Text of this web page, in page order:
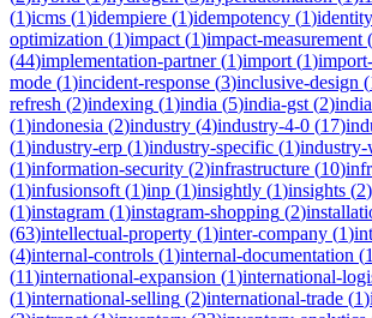
(1)icms (1)idempiere (1)idempotency (1)identity
optimization (1)impact (1)impact-measurement (
(44)implementation-partner(1)import (1)
mode (1)incident-response (3)inclusive-design (
refresh (2)indexing (1)india (5)india-gst (2)
(1)indonesia (2)industry (4)industry-4-0 (17)
(1)industry-erp (1)industry-specific (1)industry-
(1)information-security (2)infrastructure (10)
(1)infusionsoft (1)inp (1)insightly (1)insights (2)
(1)instagram (1)instagram-shopping (2)
(63)intellectual-property (1)inter-company (1)
(4)internal-controls (1)internal-documentation (1
(11)international-expansion (1)international-
(1)international-selling (2)international-trade (1)